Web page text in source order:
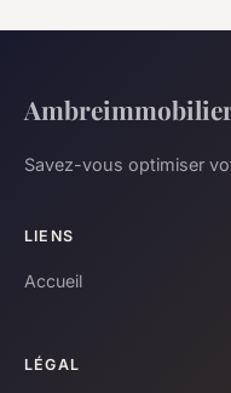
Savez-vous optimiser
LIENS
Accueil
LÉGAL